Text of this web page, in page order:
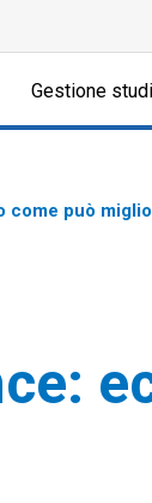
Gestione
come può